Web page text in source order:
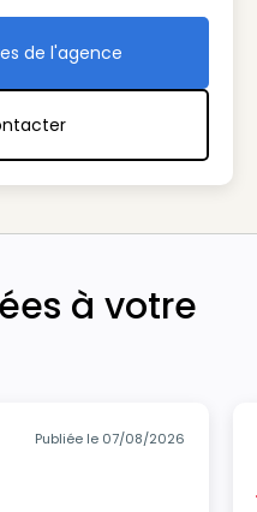
les offres de l'agence
de l'agence
contacter
à votre
Publiée le 07/08/2026